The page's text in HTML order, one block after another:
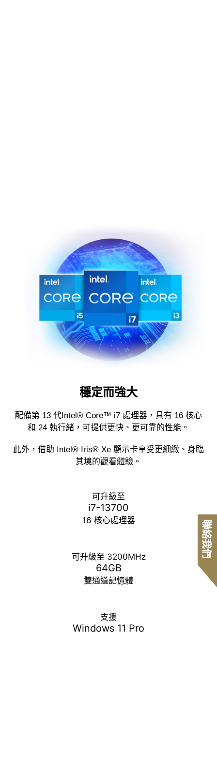
穩定而強大
配備第 13 代Intel® Core™ i7 處理器，具有 16 核心
和 24 執行緒，可提供更快、更可靠的性能。
此外，借助 Intel® Iris® Xe 顯示卡享受更細緻、身臨
其境的觀看體驗。
可升級至
i7-13700
16 核心處理器
可升級至 3200MHz
64GB
雙通道記憶體
支援
Windows 11 Pro
聯絡我們